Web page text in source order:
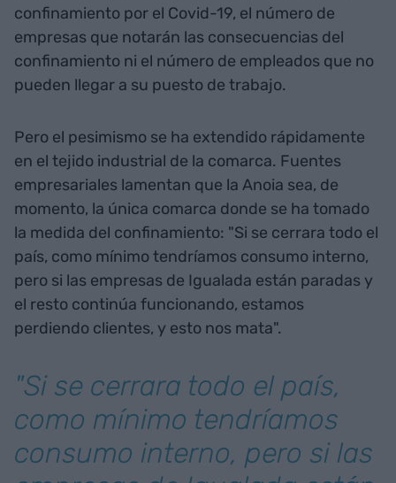
confinamiento por el Covid-19, el número de
empresas que notarán las consecuencias del
confinamiento ni el número de empleados que no
pueden llegar a su puesto de trabajo.
Pero el pesimismo se ha extendido rápidamente
en el tejido industrial de la comarca. Fuentes
empresariales lamentan que la Anoia sea, de
momento, la única comarca donde se ha tomado
la medida del confinamiento: "Si se cerrara todo el
país, como mínimo tendríamos consumo interno,
pero si las empresas de Igualada están paradas y
el resto continúa funcionando, estamos
perdiendo clientes, y esto nos mata".
"Si se cerrara todo el país,
como mínimo tendríamos
consumo interno, pero si las